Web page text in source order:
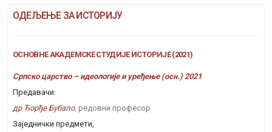
ОДЕЉЕЊЕ ЗА ИСТОРИЈУ
ОСНОВНЕ АКАДЕМСКЕ СТУДИЈЕ ИСТОРИЈЕ (2021)
Српско царство – идеологије и уређење (осн.) 2021
Предавачи:
др Ђорђе Бубало, редовни професор
Заједнички предмети,